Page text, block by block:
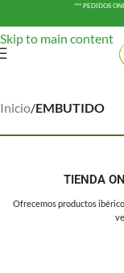
Skip to main content
*** PEDIDOS
Inicio/EMBUTIDO
TIENDA
Ofrecemos productos